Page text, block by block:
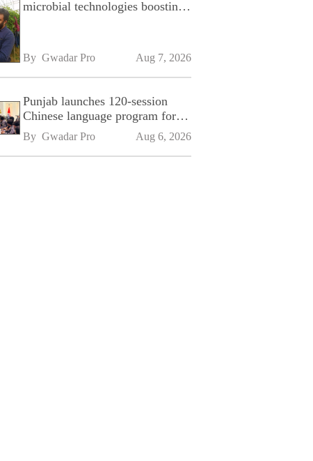
microbial technologies boosting
By Gwadar Pro Aug 7, 2026
Punjab launches 120-session
Chinese language program for
SPU
By Gwadar Pro Aug 6, 2026